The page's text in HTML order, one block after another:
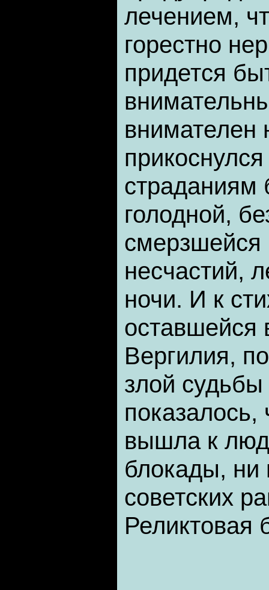
лечением,
горестно
придется
внимателен
страданиям
голодной,
смерзшейся
несчастий,
ночи. И к
оставшейся
Вергилия,
злой
вышла к
блокады, ни
советских
Реликтовая